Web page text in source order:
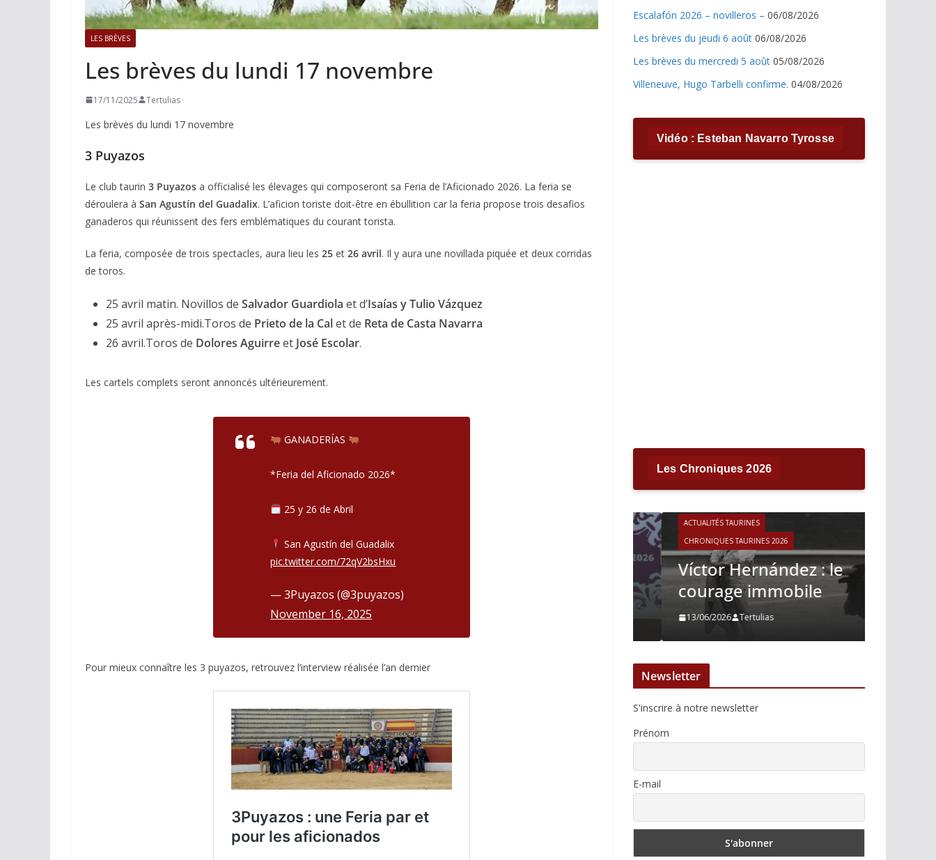
LES BRÈVES
Les brèves du lundi 17 novembre
17/11/2025 Tertulias
Les brèves du lundi 17 novembre
3 Puyazos
Le club taurin 3 Puyazos a officialisé les élevages qui composeront sa Feria de l’Aficionado 2026. La feria se
déroulera à San Agustín del Guadalix. L’aficion toriste doit-être en ébullition car la feria propose trois desafios
ganaderos qui réunissent des fers emblématiques du courant torista.
La feria, composée de trois spectacles, aura lieu les 25 et 26 avril. Il y aura une novillada piquée et deux corridas
de toros.
25 avril matin. Novillos de Salvador Guardiola et d’Isaías y Tulio Vázquez
25 avril après-midi.Toros de Prieto de la Calet de Reta de Casta Navarra
26 avril.Toros de Dolores Aguirreet José Escolar.
Les cartels complets seront annoncés ultérieurement.
GANADERÍAS
*Feria del Aficionado 2026*
25 y 26 de Abril
San Agustín del Guadalix
pic.twitter.com/72qV2bsHxu
— 3Puyazos (@3puyazos)
November 16, 2025
Pour mieux connaître les 3 puyazos, retrouvez l’interview réalisée l’an dernier
Escalafón 2026 – novilleros – 06/08/2026
Les brèves du jeudi 6 août 06/08/2026
Les brèves du mercredi 5 août 05/08/2026
Villeneuve, Hugo Tarbelli confirme. 04/08/2026
Vidéo : Esteban Navarro Tyrosse
Les Chroniques 2026
CHRONIQUES TAURINES 2026
Arles : au seuil des
espérances.
Olivier Castelnau
ACTUALITÉS TAURINES
CHRONIQUES TAURINES 2026
Víctor Hernández : le
courage immobile
13/06/2026 Tertulias
Newsletter
S'inscrire à notre newsletter
Prénom
E-mail